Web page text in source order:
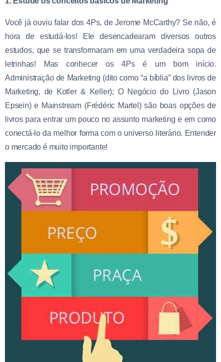
Você já ouviu falar dos 4Ps, de Jerome McCarthy? Se não, é
hora de estudá-los! Ele desencadearam diversos outros
estudos, que se transformaram em uma verdadeira sopa de
letrinhas! Mas conhecer os 4Ps é um bom início.
Administração de Marketing (dito como “a bíblia” dos livros de
Marketing, de Kotler & Keller); O Negócio do Livro (Jason
Epsein) e Mainstream (Frédéric Martel) são boas opções de
livros para entrar um pouco no assunto marketing e em como
conectá-lo da melhor forma com o universo literário. Entender
o mercado é muito importante!